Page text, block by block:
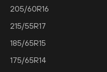
205/60R16
215/55R17
185/65R15
175/65R14